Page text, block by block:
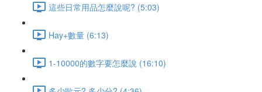
這些日常用品怎麼說呢? (5:03)
Hay+數量 (6:13)
1-10000的數字要怎麼說 (16:10)